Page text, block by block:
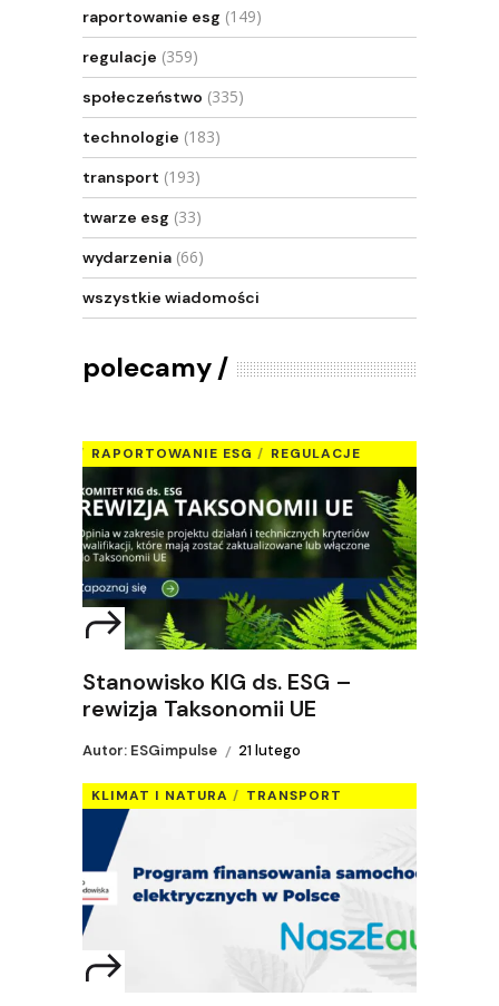
raportowanie esg (149)
regulacje (359)
społeczeństwo (335)
technologie (183)
transport (193)
twarze esg (33)
wydarzenia (66)
wszystkie wiadomości
polecamy
RAPORTOWANIE ESG REGULACJE
Stanowisko KIG ds. ESG –
rewizja Taksonomii UE
Autor: ESGimpulse 21 lutego
KLIMAT I NATURA TRANSPORT